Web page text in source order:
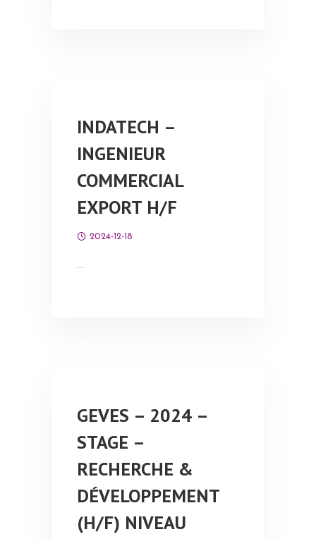
INDATECH –
INGENIEUR
COMMERCIAL
EXPORT H/F
2024-12-18
…
GEVES – 2024 –
STAGE –
RECHERCHE &
DÉVELOPPEMENT
(H/F) NIVEAU